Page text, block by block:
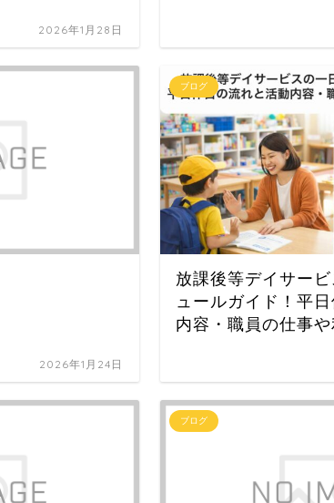
2026年1月28日
2026年1月24日
ブログ
放課後等デイサー
ュールガイド！平
内容・職員の仕事
ブログ